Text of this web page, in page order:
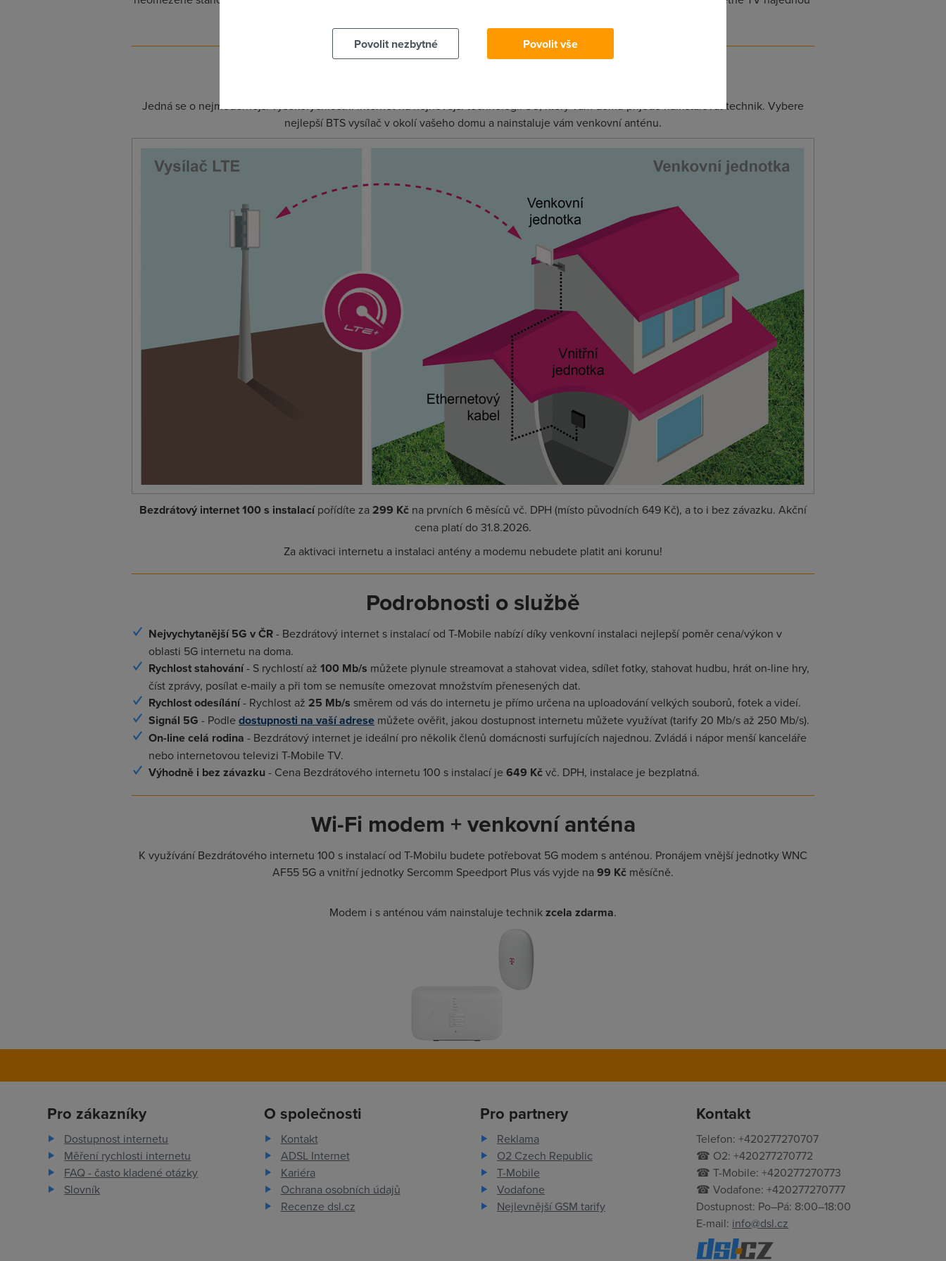
Jedná se o nejmodernější vysokorychlostní internet na nejnovější technologii 5G, který vám domů přijede nainstalovat technik. Vybere
nejlepší BTS vysílač v okolí vašeho domu a nainstaluje vám venkovní anténu.
Bezdrátový internet 100 s instalacípořídíte za299 Kč na prvních 6 měsíců vč. DPH (místo původních 649 Kč), a to i bez závazku. Akční
cena platí do 31.8.2026.
Za aktivaci internetu a instalaci antény a modemu nebudete platit ani korunu!
Podrobnosti o službě
Nejvychytanější 5G v ČR- Bezdrátový internet s instalací od T-Mobile nabízí díky venkovní instalaci nejlepší poměr cena/výkon v
oblasti 5G internetu na doma.
Rychlost stahování- S rychlostí až 100 Mb/s můžete plynule streamovat a stahovat videa, sdílet fotky, stahovat hudbu, hrát on-line hry,
číst zprávy, posílat e-maily a při tom se nemusíte omezovat množstvím přenesených dat.
Rychlost odesílání- Rychlost až 25 Mb/s směrem od vás do internetu je přímo určena na uploadování velkých souborů, fotek a videí.
Signál 5G - Podle dostupnosti na vaší adrese můžete ověřit, jakou dostupnost internetu můžete využívat (tarify 20 Mb/s až 250 Mb/s).
On-line celá rodina - Bezdrátový internet je ideální pro několik členů domácnosti surfujících najednou. Zvládá i nápor menší kanceláře
nebo internetovou televizi T-Mobile TV.
Výhodně i bez závazku- Cena Bezdrátového internetu 100 s instalací je 649 Kčvč. DPH, instalace je bezplatná.
Wi-Fi modem + venkovní anténa
K využívání Bezdrátového internetu 100 s instalací od T-Mobilu budete potřebovat 5G modem s anténou. Pronájem vnější jednotky WNC
AF55 5G a vnitřní jednotky Sercomm Speedport Plus vás vyjde na99 Kč měsíčně.
Modem i s anténou vám nainstaluje technikzcela zdarma.
Pro zákazníky
Dostupnost internetu
Měření rychlosti internetu
FAQ - často kladené otázky
Slovník
O společnosti
Kontakt
ADSL Internet
Kariéra
Ochrana osobních údajů
Recenze dsl.cz
Pro partnery
Reklama
O2 Czech Republic
T-Mobile
Vodafone
Nejlevnější GSM tarify
Kontakt
Telefon: +420277270707
☎ O2: +420277270772
☎ T-Mobile: +420277270773
☎ Vodafone: +420277270777
Dostupnost: Po–Pá: 8:00–18:00
E-mail: info@dsl.cz
Povolit nezbytné
Povolit vše